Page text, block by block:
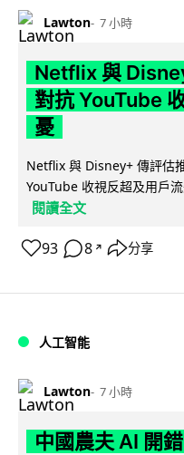
Lawton 7 小時
Netflix 與
對抗 YouTube
憂
Netflix 與 Disney+ 傳評估
YouTube 收視反超及用戶
閱讀全文
93 8 ↗ 分享
人工智能
Lawton 7 小時
中國農夫 AI 開